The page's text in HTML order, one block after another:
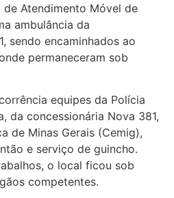
Atendimento Móvel de
ambulância da
sendo encaminhados ao
permaneceram sob
equipes da Polícia
da concessionária Nova 381,
de Minas Gerais (Cemig),
e serviço de guincho.
o local ficou sob
competentes.